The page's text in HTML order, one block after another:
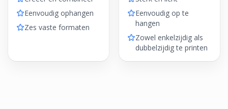
Eenvoudig ophangen
Zes vaste formaten
Eenvoudig op te
hangen
Zowel enkelzijdig als
dubbelzijdig te printen